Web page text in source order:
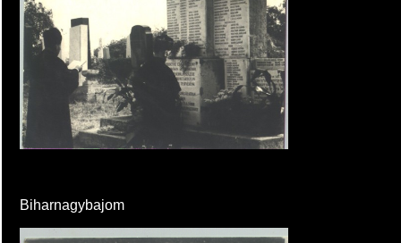
Biharnagybajom